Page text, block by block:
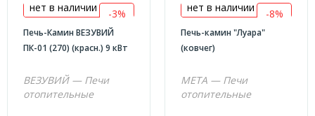
-3%
нет в наличии
Печь-Камин ВЕЗУВИЙ
ПК-01 (270) (красн.) 9 кВт
ВЕЗУВИЙ — Печи
отопительные
-8%
нет в наличии
Печь-камин "Луара"
(ковчег)
МЕТА — Печи
отопительные